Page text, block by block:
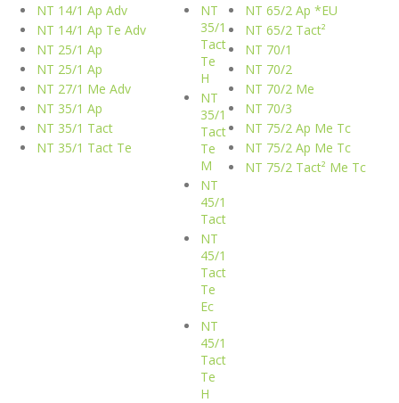
NT 14/1 Ap Adv
NT 14/1 Ap Te Adv
NT 25/1 Ap
NT 25/1 Ap
NT 27/1 Me Adv
NT 35/1 Ap
NT 35/1 Tact
NT 35/1 Tact Te
NT
35/1
Tact
Te
H
NT
35/1
Tact
Te
M
NT
45/1
Tact
NT
45/1
Tact
Te
Ec
NT
45/1
Tact
Te
H
NT 65/2 Ap *EU
NT 65/2 Tact²
NT 70/1
NT 70/2
NT 70/2 Me
NT 70/3
NT 75/2 Ap Me Tc
NT 75/2 Ap Me Tc
NT 75/2 Tact² Me Tc